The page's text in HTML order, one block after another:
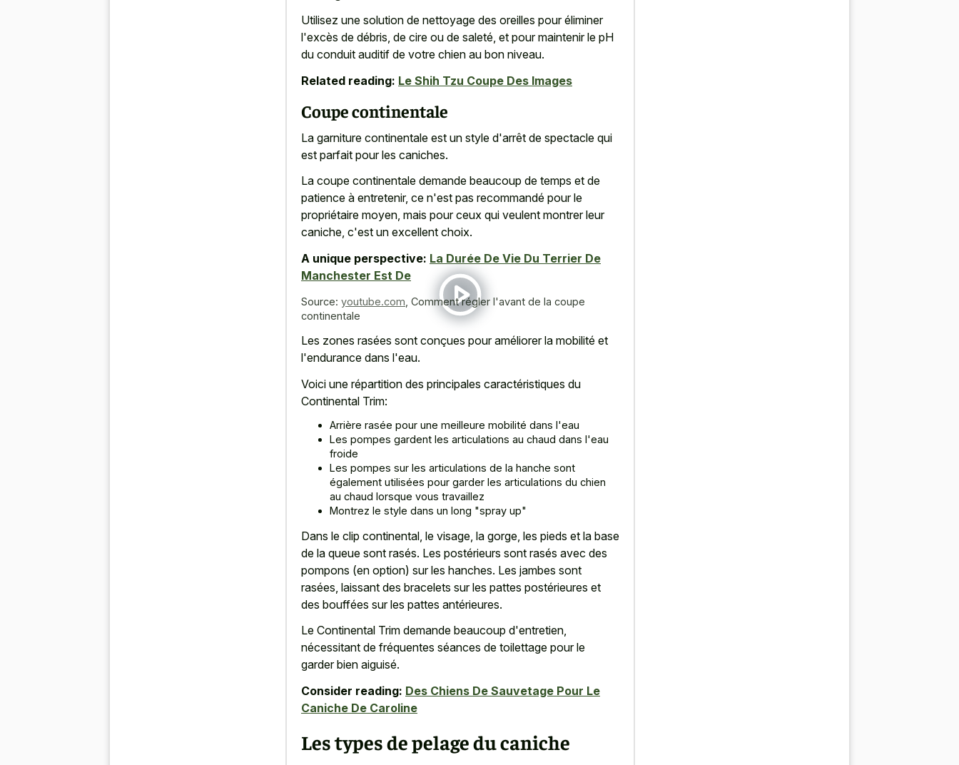
Utilisez une solution de nettoyage des oreilles pour éliminer
l'excès de débris, de cire ou de saleté, et pour maintenir le pH
du conduit auditif de votre chien au bon niveau.
Related reading: Le Shih Tzu Coupe Des Images
Coupe continentale
La garniture continentale est un style d'arrêt de spectacle qui
est parfait pour les caniches.
La coupe continentale demande beaucoup de temps et de
patience à entretenir, ce n'est pas recommandé pour le
propriétaire moyen, mais pour ceux qui veulent montrer leur
caniche, c'est un excellent choix.
A unique perspective: La Durée De Vie Du Terrier De
Manchester Est De
Source: youtube.com Comment régler l'avant de la coupe
continentale
Les zones rasées sont conçues pour améliorer la mobilité et
l'endurance dans l'eau.
Voici une répartition des principales caractéristiques du
Continental Trim:
Arrière rasée pour une meilleure mobilité dans l'eau
Les pompes gardent les articulations au chaud dans l'eau
froide
Les pompes sur les articulations de la hanche sont
également utilisées pour garder les articulations du chien
au chaud lorsque vous travaillez
Montrez le style dans un long "spray up"
Dans le clip continental, le visage, la gorge, les pieds et la base
de la queue sont rasés. Les postérieurs sont rasés avec des
pompons (en option) sur les hanches. Les jambes sont
rasées, laissant des bracelets sur les pattes postérieures et
des bouffées sur les pattes antérieures.
Le Continental Trim demande beaucoup d'entretien,
nécessitant de fréquentes séances de toilettage pour le
garder bien aiguisé.
Consider reading: Des Chiens De Sauvetage Pour Le
Caniche De Caroline
Les types de pelage du caniche